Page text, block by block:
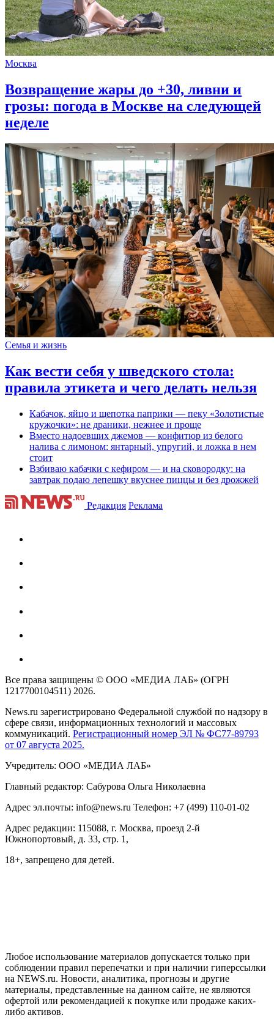
Москва
Возвращение жары до +30, ливни и
грозы: погода в Москве на следующей
неделе
Семья и жизнь
Как вести себя у шведского стола:
правила этикета и чего делать нельзя
Кабачок, яйцо и щепотка паприки — пеку «Золотистые
кружочки»: не драники, нежнее и проще
Вместо надоевших джемов — конфитюр из белого
налива с лимоном: янтарный, упругий, и ложка в нем
стоит
Взбиваю кабачки с кефиром — и на сковородку: на
завтрак подаю лепешку вкуснее пиццы и без дрожжей
Редакция Реклама
Все права защищены © ООО «МЕДИА ЛАБ» (ОГРН
1217700104511) 2026.
News.ru зарегистрировано Федеральной службой по надзору в
сфере связи, информационных технологий и массовых
коммуникаций. Регистрационный номер ЭЛ № ФС77-89793
от 07 августа 2025.
Учредитель: ООО «МЕДИА ЛАБ»
Главный редактор: Сабурова Ольга Николаевна
Адрес эл.почты: info@news.ru Телефон: +7 (499) 110-01-02
Адрес редакции: 115088, г. Москва, проезд 2-й
Южнопортовый, д. 33, стр. 1,
18+, запрещено для детей.
Любое использование материалов допускается только при
соблюдении правил перепечатки и при наличии гиперссылки
на NEWS.ru. Новости, аналитика, прогнозы и другие
материалы, представленные на данном сайте, не являются
офертой или рекомендацией к покупке или продаже каких-
либо активов.